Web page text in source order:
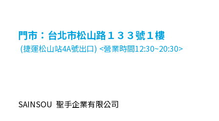
門市：台北市松山路１３３號１樓
(捷運松山站4A號出口) <營業時間12:30~20:30>
SAINSOU 聖手企業有限公司